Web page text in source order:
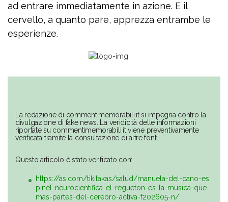
ad entrare immediatamente in azione. E il
cervello, a quanto pare, apprezza entrambe le
esperienze.
La redazione di commentimemorabili.it si impegna contro la
divulgazione di fake news. La veridicità delle informazioni
riportate su commentimemorabili.it viene preventivamente
verificata tramite la consultazione di altre fonti.
Questo articolo è stato verificato con:
https://as.com/tikitakas/salud/manuela-del-cano-es
pinel-neurocientifica-el-regueton-es-la-musica-que-
mas-partes-del-cerebro-activa-f202605-n/